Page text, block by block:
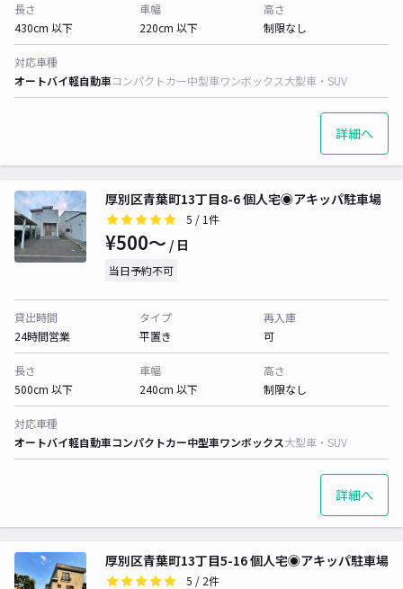
長さ
430cm 以下
車幅
220cm 以下
高さ
制限なし
対応車種
オートバイ軽自動車コンパクトカー中型車ワンボックス大型車・SUV
詳細へ
厚別区青葉町13丁目8-6 個人宅◉アキッパ駐車場
5 / 1件
¥500〜 / 日
当日予約不可
貸出時間
24時間営業
タイプ
平置き
再入庫
可
長さ
500cm 以下
車幅
240cm 以下
高さ
制限なし
対応車種
オートバイ軽自動車コンパクトカー中型車ワンボックス大型車・SUV
詳細へ
厚別区青葉町13丁目5-16 個人宅◉アキッパ駐車場
5 / 2件